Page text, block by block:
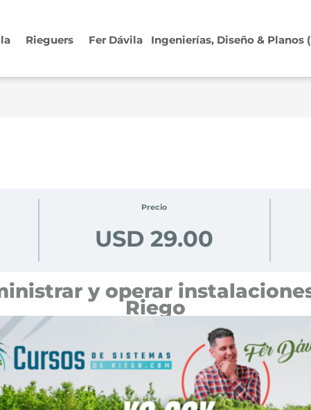
Rieguers Fer Dávila Ingenierías, Diseño & Planos
Precio
USD 29.00
y operar
Riego